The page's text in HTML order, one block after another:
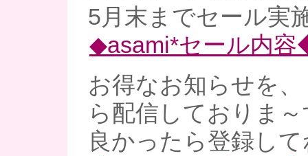
5月末までセール実
◆asami*セール内
お得なお知らせを
ら配信しておりま～
良かったら登録して